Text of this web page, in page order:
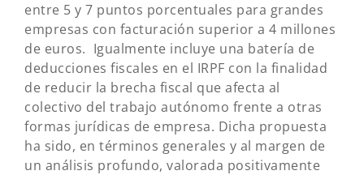
entre 5 y 7 puntos porcentuales para grandes
empresas con facturación superior a 4 millones
de euros. Igualmente incluye una batería de
deducciones fiscales en el IRPF con la finalidad
de reducir la brecha fiscal que afecta al
colectivo del trabajo autónomo frente a otras
formas jurídicas de empresa. Dicha propuesta
ha sido, en términos generales y al margen de
un análisis profundo, valorada positivamente